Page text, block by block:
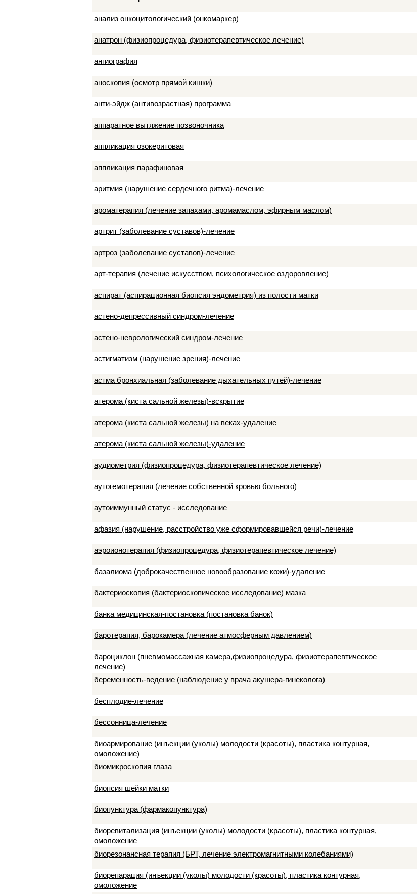
анализ онкоцитологический (онкомаркер)
анатрон (физиопроцедура, физиотерапевтическое лечение)
ангиография
аноскопия (осмотр прямой кишки)
анти-эйдж (антивозрастная) программа
аппаратное вытяжение позвоночника
аппликация озокеритовая
аппликация парафиновая
аритмия (нарушение сердечного ритма)-лечение
ароматерапия (лечение запахами, аромамаслом, эфирным маслом)
артрит (заболевание суставов)-лечение
артроз (заболевание суставов)-лечение
арт-терапия (лечение искусством, психологическое оздоровление)
аспират (аспирационная биопсия эндометрия) из полости матки
астено-депрессивный синдром-лечение
астено-неврологический синдром-лечение
астигматизм (нарушение зрения)-лечение
астма бронхиальная (заболевание дыхательных путей)-лечение
атерома (киста сальной железы)-вскрытие
атерома (киста сальной железы) на веках-удаление
атерома (киста сальной железы)-удаление
аудиометрия (физиопроцедура, физиотерапевтическое лечение)
аутогемотерапия (лечение собственной кровью больного)
аутоиммунный статус - исследование
афазия (нарушение, расстройство уже сформировавшейся речи)-лечение
аэроионотерапия (физиопроцедура, физиотерапевтическое лечение)
базалиома (доброкачественное новообразование кожи)-удаление
бактериоскопия (бактериоскопическое исследование) мазка
банка медицинская-постановка (постановка банок)
баротерапия, барокамера (лечение атмосферным давлением)
бароциклон (пневмомассажная камера,физиопроцедура, физиотерапевтическое
лечение)
беременность-ведение (наблюдение у врача акушера-гинеколога)
бесплодие-лечение
бессонница-лечение
биоармирование (инъекции (уколы) молодости (красоты), пластика контурная,
омоложение)
биомикроскопия глаза
биопсия шейки матки
биопунктура (фармакопунктура)
биоревитализация (инъекции (уколы) молодости (красоты), пластика контурная,
омоложение
биорезонансная терапия (БРТ, лечение электромагнитными колебаниями)
биорепарация (инъекции (уколы) молодости (красоты), пластика контурная,
омоложение